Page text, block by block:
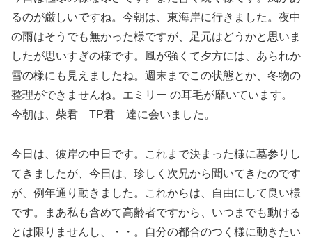
るのが厳しいですね。今朝は、東海岸に行きました。夜中
の雨はそうでも無かった様ですが、足元はどうかと思いま
したが思いすぎの様です。風が強くて夕方には、あられか
雪の様にも見えましたね。週末までこの状態とか、冬物の
整理ができませんね。エミリー の耳毛が靡いています。
今朝は、柴君 TP君 達に会いました。
今日は、彼岸の中日です。これまで決まった様に墓参りし
てきましたが、今日は、珍しく次兄から聞いてきたのです
が、例年通り動きました。これからは、自由にして良い様
です。まあ私も含めて高齢者ですから、いつまでも動ける
とは限りませんし、・・。自分の都合のつく様に動きたい